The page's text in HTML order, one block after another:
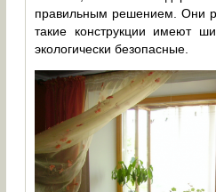
правильным решением. Они
такие конструкции имеют
экологически безопасные.